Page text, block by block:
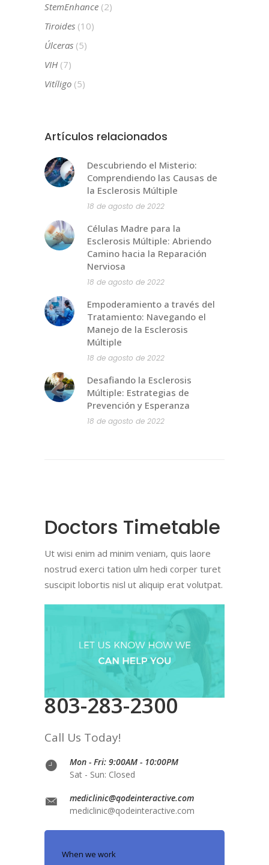
StemEnhance (2)
Tiroides (10)
Úlceras (5)
VIH (7)
Vitíligo (5)
Artículos relacionados
Descubriendo el Misterio:
Comprendiendo las Causas de
la Esclerosis Múltiple
18 de agosto de 2022
Células Madre para la
Esclerosis Múltiple: Abriendo
Camino hacia la Reparación
Nerviosa
18 de agosto de 2022
Empoderamiento a través del
Tratamiento: Navegando el
Manejo de la Esclerosis
Múltiple
18 de agosto de 2022
Desafiando la Esclerosis
Múltiple: Estrategias de
Prevención y Esperanza
18 de agosto de 2022
Doctors Timetable
Ut wisi enim ad minim veniam, quis laore
nostrud exerci tation ulm hedi corper turet
suscipit lobortis nisl ut aliquip erat volutpat.
803-283-2300
Call Us Today!
Mon - Fri: 9:00AM - 10:00PM
Sat - Sun: Closed
mediclinic@qodeinteractive.com
mediclinic@qodeinteractive.com
When we work